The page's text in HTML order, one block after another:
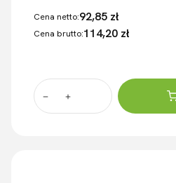
Cena netto:92,85 zł
Cena brutto:114,20 zł